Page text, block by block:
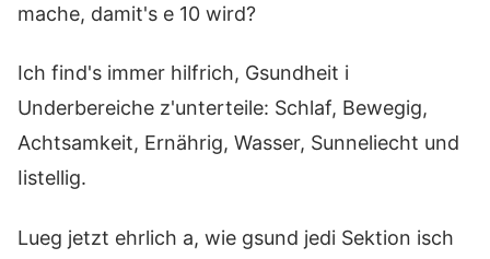
mache, damit's e 10 wird?
Ich find's immer hilfrich, Gsundheit i
Underbereiche z'unterteile: Schlaf, Bewegig,
Achtsamkeit, Ernährig, Wasser, Sunneliecht und
Iistellig.
Lueg jetzt ehrlich a, wie gsund jedi Sektion isch